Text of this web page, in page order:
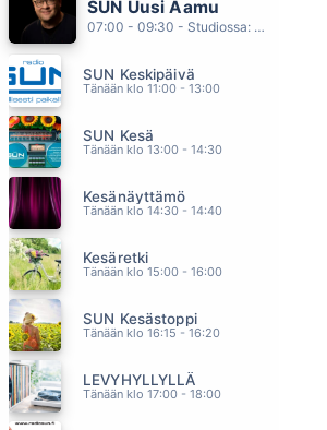
LUPASIT ET KELPAAN NÄIN
LAUTTURI
ELOSSA
HEI ÄLÄ LUULE
SUN Uusi Aamu
07:00 - 09:30 - Studiossa: Kimmo Hoivassilta
SUN Keskipäivä
Tänään klo 11:00 - 13:00
SUN Kesä
Tänään klo 13:00 - 14:30
Kesänäyttämö
Tänään klo 14:30 - 14:40
Kesäretki
Tänään klo 15:00 - 16:00
SUN Kesästoppi
Tänään klo 16:15 - 16:20
LEVYHYLLYLLÄ
Tänään klo 17:00 - 18:00